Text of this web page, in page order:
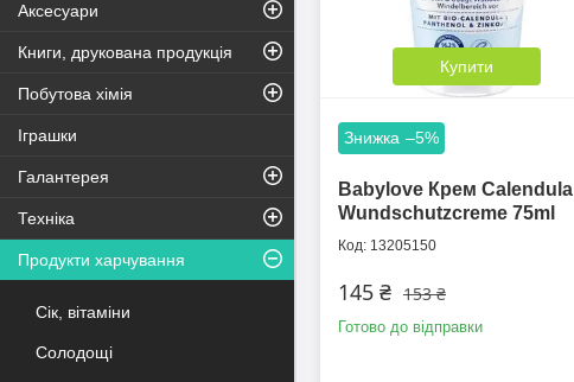
Купити
–5%
Babylove Крем Calendula
Wundschutzcreme 75ml
13205150
153 ₴
145 ₴
Готово до відправки
Аксесуари
Книги, друкована продукція
Побутова хімія
Іграшки
Галантерея
Техніка
Продукти харчування
Сік, вітаміни
Солодощі